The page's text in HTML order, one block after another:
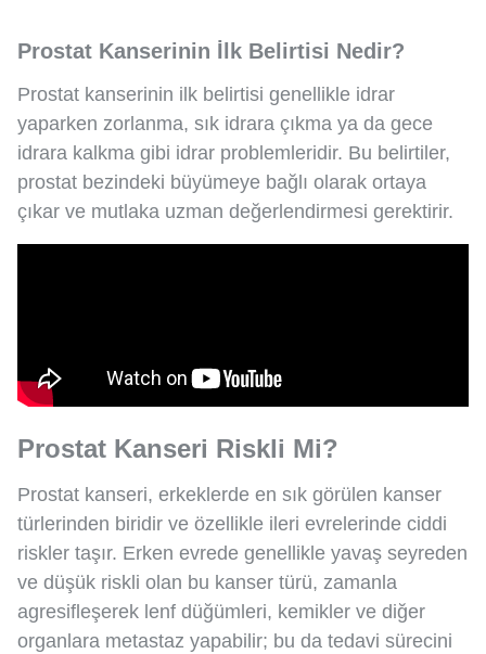
Prostat Kanserinin İlk Belirtisi Nedir?
Prostat kanserinin ilk belirtisi genellikle idrar
yaparken zorlanma, sık idrara çıkma ya da gece
idrara kalkma gibi idrar problemleridir. Bu belirtiler,
prostat bezindeki büyümeye bağlı olarak ortaya
çıkar ve mutlaka uzman değerlendirmesi gerektirir.
Prostat Kanseri Riskli Mi?
Prostat kanseri, erkeklerde en sık görülen kanser
türlerinden biridir ve özellikle ileri evrelerinde ciddi
riskler taşır. Erken evrede genellikle yavaş seyreden
ve düşük riskli olan bu kanser türü, zamanla
agresifleşerek lenf düğümleri, kemikler ve diğer
organlara metastaz yapabilir; bu da tedavi sürecini